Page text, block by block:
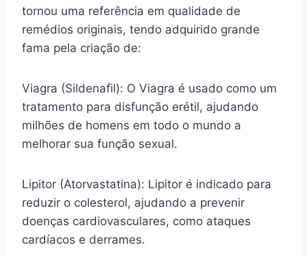
tornou uma referência em qualidade de
remédios originais, tendo adquirido grande
fama pela criação de:
Viagra (Sildenafil): O Viagra é usado como um
tratamento para disfunção erétil, ajudando
milhões de homens em todo o mundo a
melhorar sua função sexual.
Lipitor (Atorvastatina): Lipitor é indicado para
reduzir o colesterol, ajudando a prevenir
doenças cardiovasculares, como ataques
cardíacos e derrames.